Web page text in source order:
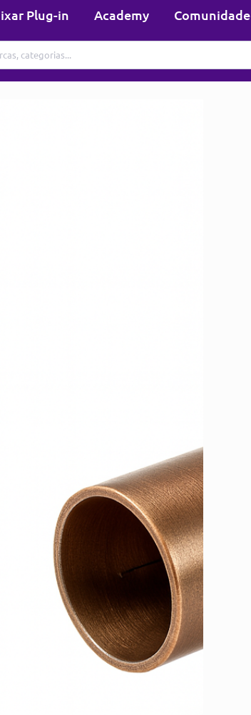
Plug-in Academy Comunidade